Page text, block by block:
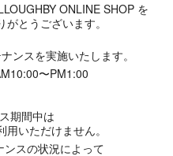
ONLINE SHOP を
とうございます。
ンスを実施いたします。
〜PM1:00
期間中は
いただけません。
スの状況によって